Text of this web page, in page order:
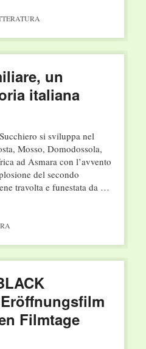
un
italiana
si sviluppa nel
Mosso, Domodossola,
ad Asmara con l’avvento
del secondo
travolta e funestata da …
Filmtage